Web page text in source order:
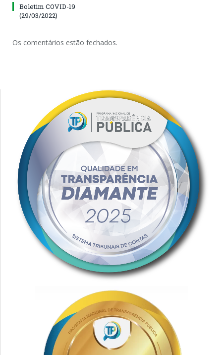
Boletim COVID-19
(29/03/2022)
Os comentários estão fechados.